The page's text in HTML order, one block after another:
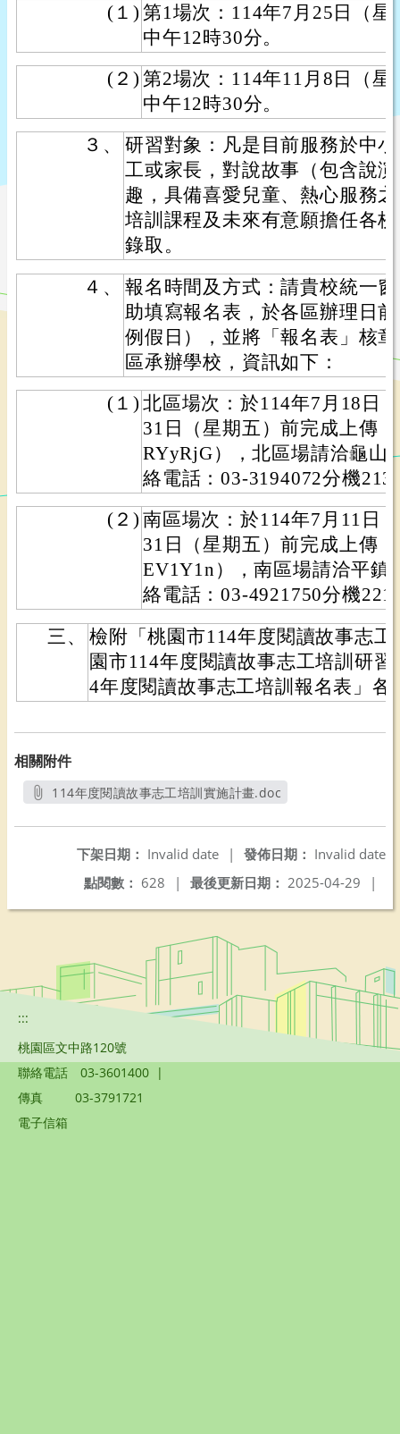
(１) 第1場次：114年7月25日（
中午12時30分。
(２) 第2場次：114年11月8日（
中午12時30分。
３、
研習對象：凡是目前服務於中
工或家長，對說故事（包含說
趣，具備喜愛兒童、熱心服務
培訓課程及未來有意願擔任各
錄取。
４、
報名時間及方式：請貴校統一
助填寫報名表，於各區辦理日
例假日），並將「報名表」核
區承辦學校，資訊如下：
(１) 北區場次：於114年7月18日
31日（星期五）前完成上傳
RYyRjG），北區場請洽龜山
絡電話：03-3194072分機213
(２) 南區場次：於114年7月11日
31日（星期五）前完成上傳
EV1Y1n），南區場請洽平鎮
絡電話：03-4921750分機
三、
檢附「桃園市114年度閱讀故事志
園市114年度閱讀故事志工培訓研
4年度閱讀故事志工培訓報名表」各
相關附件
114年度閱讀故事志工培訓實施計畫.doc
發佈日期： Invalid date
下架日期： Invalid date
|
最後更新日期： 2025-04-29 |
點閱數： 628 |
:::
桃園區文中路120號
聯絡電話
03-3601400 |
傳真
03-3791721
電子信箱